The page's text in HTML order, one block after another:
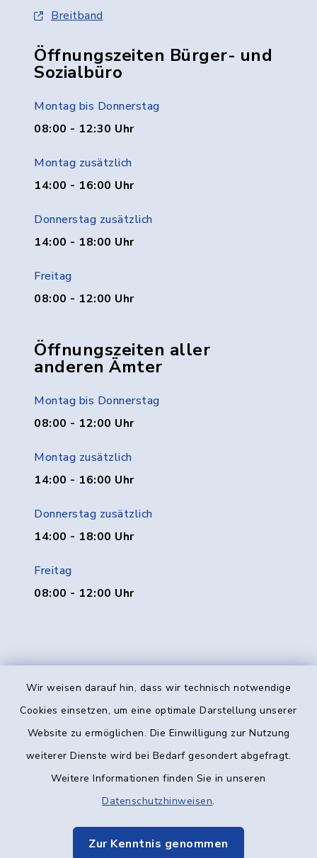
Wir weisen darauf hin, dass wir technisch notwendige
Cookies einsetzen, um eine optimale Darstellung unserer
Website zu ermöglichen. Die Einwilligung zur Nutzung
weiterer Dienste wird bei Bedarf gesondert abgefragt.
Weitere Informationen finden Sie in unseren
Datenschutzhinweisen.
Zur Kenntnis genommen
Breitband
Öffnungszeiten Bürger- und
Sozialbüro
Montag bis Donnerstag
08:00 - 12:30 Uhr
Montag zusätzlich
14:00 - 16:00 Uhr
Donnerstag zusätzlich
14:00 - 18:00 Uhr
Freitag
08:00 - 12:00 Uhr
Öffnungszeiten aller
anderen Ämter
Montag bis Donnerstag
08:00 - 12:00 Uhr
Montag zusätzlich
14:00 - 16:00 Uhr
Donnerstag zusätzlich
14:00 - 18:00 Uhr
Freitag
08:00 - 12:00 Uhr
Kontakt
Datenschutz